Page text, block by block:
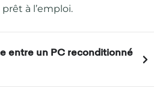
à l’emploi.
entre un PC reconditionné